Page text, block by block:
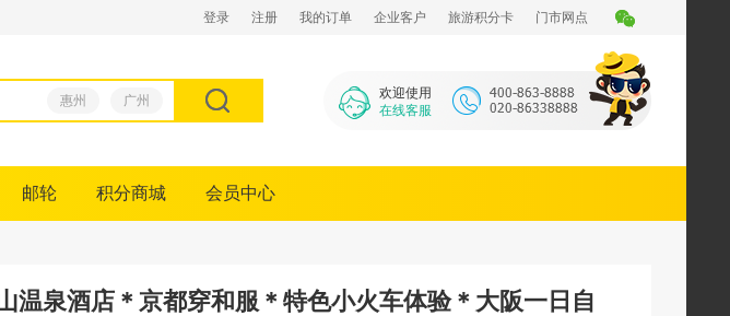
登录 注册 我的订单 企业客户 旅游积分卡 门市网点
惠州 广州
欢迎使用
在线客服
邮轮 积分商城 会员中心
温泉酒店＊京都穿和服＊特色小火车体验＊大阪一日自